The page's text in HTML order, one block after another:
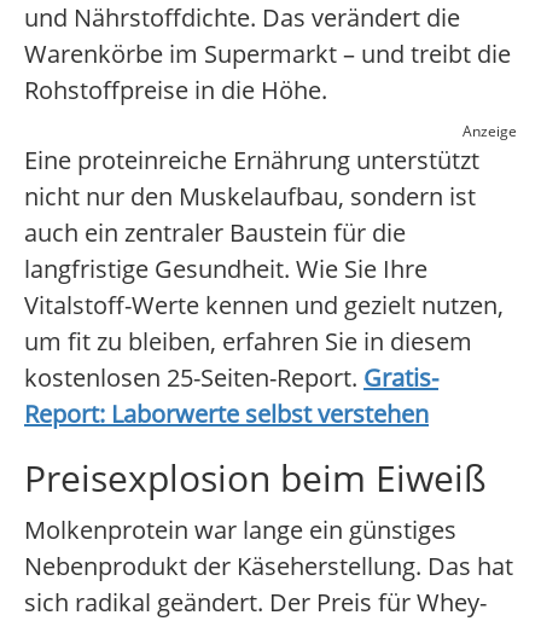
und Nährstoffdichte. Das verändert die
Warenkörbe im Supermarkt – und treibt die
Rohstoffpreise in die Höhe.
Anzeige
Eine proteinreiche Ernährung unterstützt
nicht nur den Muskelaufbau, sondern ist
auch ein zentraler Baustein für die
langfristige Gesundheit. Wie Sie Ihre
Vitalstoff-Werte kennen und gezielt nutzen,
um fit zu bleiben, erfahren Sie in diesem
kostenlosen 25-Seiten-Report. Gratis-
Report: Laborwerte selbst verstehen
Preisexplosion beim Eiweiß
Molkenprotein war lange ein günstiges
Nebenprodukt der Käseherstellung. Das hat
sich radikal geändert. Der Preis für Whey-